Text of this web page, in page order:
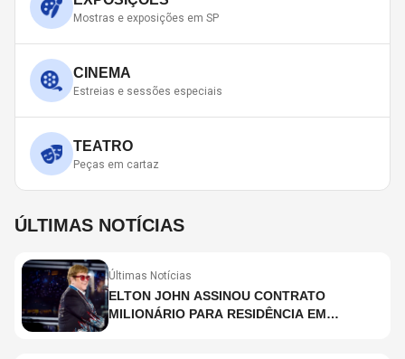
Mostras e exposições em SP
CINEMA
Estreias e sessões especiais
TEATRO
Peças em cartaz
ÚLTIMAS NOTÍCIAS
Últimas Notícias
ELTON JOHN ASSINOU CONTRATO
MILIONÁRIO PARA RESIDÊNCIA EM